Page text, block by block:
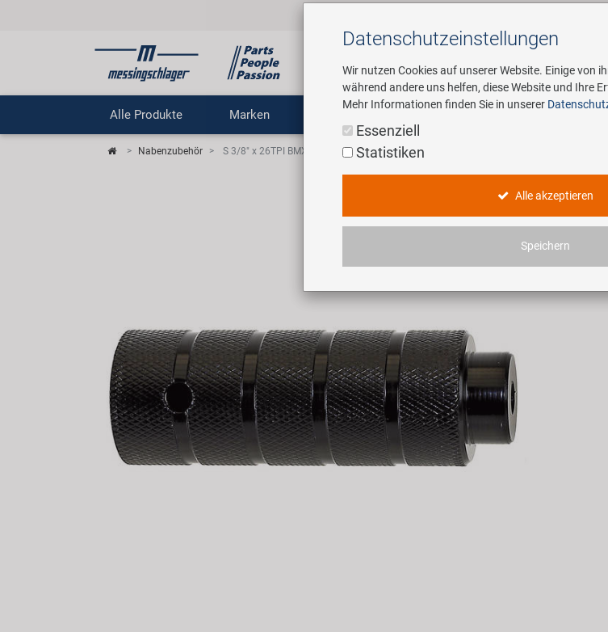
Alle Produkte Marken
Nabenzubehör S 3/8" x 26TPI BMX Fußraster
Datenschutz­einstellungen
Wir nutzen Cookies auf unserer Website. Einige von
während andere uns helfen, diese Website und Ihre
Mehr Informationen finden Sie in unserer
Essenziell
Statistiken
Alle akzeptieren
Speichern